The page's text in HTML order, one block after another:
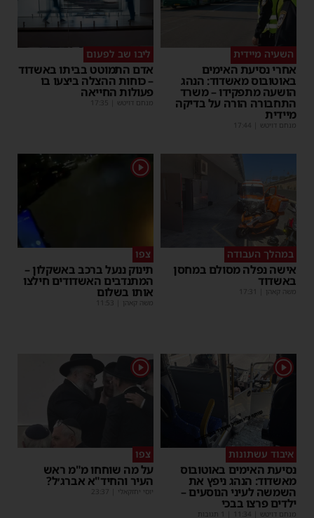
השעיה מיידית
אחרי נסיעת האימים
באוטובוס מאשדוד: הנהג
הושעה מתפקידו – משרד
התחבורה הורה על בדיקה
מיידית
מנחם דויטש 17:44
ליבו שב לפעום
אדם התמוטט בביתו באשדוד
– כוחות ההצלה ביצעו בו
פעולות החייאה
מנחם דויטש 17:35
במהלך העבודה
אישה נפלה מסולם במחסן
באשדוד
משה קאהן 17:31
1
צפו
תינוק ננעל ברכב באשקלון –
המתנדבים האשדודים חילצו
אותו בשלום
משה קאהן 11:53
1
איבוד עשתונות
נסיעת האימים באוטובוס
מאשדוד: הנהג ניפץ את
השמשה לעיני הנוסעים –
ילדים פרצו בבכי
מנחם דויטש 11:34
1
צפו
על מה שוחחו מ"מ ראש
העיר והחיד"א אברג׳ל?
יוסי יחזקאלי 23:37